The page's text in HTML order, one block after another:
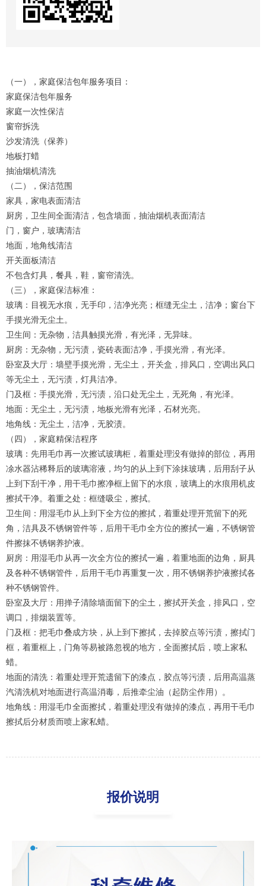
（一），家庭保洁包年服务项目：
家庭保洁包年服务
家庭一次性保洁
窗帘拆洗
沙发清洗（保养）
地板打蜡
抽油烟机清洗
（二），保洁范围
家具，家电表面清洁
厨房，卫生间全面清洁，包含墙面，抽油烟机表面清洁
门，窗户，玻璃清洁
地面，地角线清洁
开关面板清洁
不包含灯具，餐具，鞋，窗帘清洗。
（三），家庭保洁标准：
玻璃：目视无水痕，无手印，洁净光亮；框缝无尘土，洁净；窗台下
手摸光滑无尘土。
卫生间：无杂物，洁具触摸光滑，有光泽，无异味。
厨房：无杂物，无污渍，瓷砖表面洁净，手摸光滑，有光泽。
卧室及大厅：墙壁手摸光滑，无尘土，开关盒，排风口，空调出风口
等无尘土，无污渍，灯具洁净。
门及框：手摸光滑，无污渍，沿口处无尘土，无死角，有光泽。
地面：无尘土，无污渍，地板光滑有光泽，石材光亮。
地角线：无尘土，洁净，无胶渍。
（四），家庭精保洁程序
玻璃：先用毛巾再一次擦试玻璃柜，着重处理没有做掉的部位，再用
凃水器沾稀释后的玻璃溶液，均匀的从上到下涂抹玻璃，后用刮子从
上到下刮干净，用干毛巾擦净框上留下的水痕，玻璃上的水痕用机皮
擦拭干净。着重之处：框缝吸尘，擦拭。
卫生间：用湿毛巾从上到下全方位的擦拭，着重处理开荒留下的死
角，洁具及不锈钢管件等，后用干毛巾全方位的擦拭一遍，不锈钢管
件擦抹不锈钢养护液。
厨房：用湿毛巾从再一次全方位的擦拭一遍，着重地面的边角，厨具
及各种不锈钢管件，后用干毛巾再重复一次，用不锈钢养护液擦拭各
种不锈钢管件。
卧室及大厅：用掸子清除墙面留下的尘土，擦拭开关盒，排风口，空
调口，排烟装置等。
门及框：把毛巾叠成方块，从上到下擦拭，去掉胶点等污渍，擦拭门
框，着重框上，门角等易被路忽视的地方，全面擦拭后，喷上家私
蜡。
地面的清洗：着重处理开荒遗留下的漆点，胶点等污渍，后用高温蒸
汽清洗机对地面进行高温消毒，后推牵尘油（起防尘作用）。
地角线：用湿毛巾全面擦拭，着重处理没有做掉的漆点，再用干毛巾
擦拭后分材质而喷上家私蜡。
报价说明